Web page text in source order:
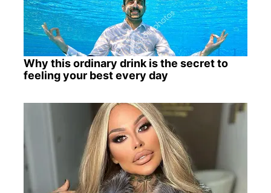
Why this ordinary drink is the secret to
feeling your best every day